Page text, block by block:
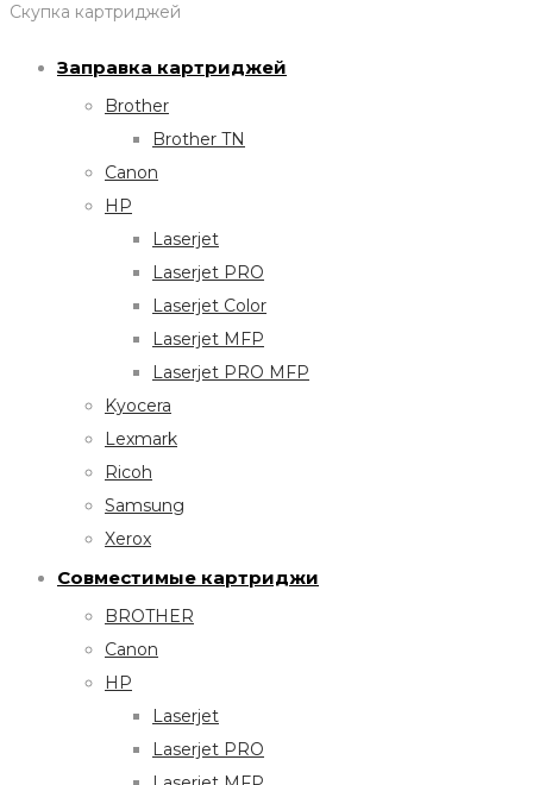
Скупка картриджей
Заправка картриджей
Brother
Brother TN
Canon
HP
Laserjet
Laserjet PRO
Laserjet Color
Laserjet MFP
Laserjet PRO MFP
Kyocera
Lexmark
Ricoh
Samsung
Xerox
Совместимые картриджи
BROTHER
Canon
HP
Laserjet
Laserjet PRO